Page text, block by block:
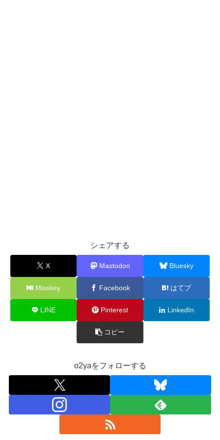
シェアする
X Mastodon Bluesky
Misskey Facebook はてブ
LINE Pinterest LinkedIn
コピー
o2yaをフォローする